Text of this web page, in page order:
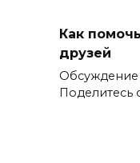
Как
друзей
Поделитесь